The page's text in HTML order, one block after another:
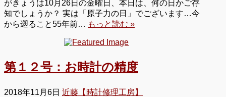
がきょうは10月26日の金曜日、本日は、何の日かご存
知でしょうか？ 実は「原子力の日」でございます…今
から遡ること55年前… もっと読む »
第１２号：お時計の精度
2018年11月6日 近藤【時計修理工房】